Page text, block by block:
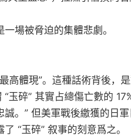
場被脅迫的集體悲劇。
高體現”。這種話術背後，
碎” 其實占總傷亡數的 17%
。” 但美軍戰後繳獲的日
“玉碎” 叙事的刻意爲之。